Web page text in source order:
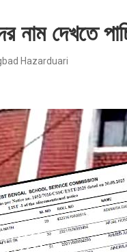
নাম দেখতে
Hazarduari